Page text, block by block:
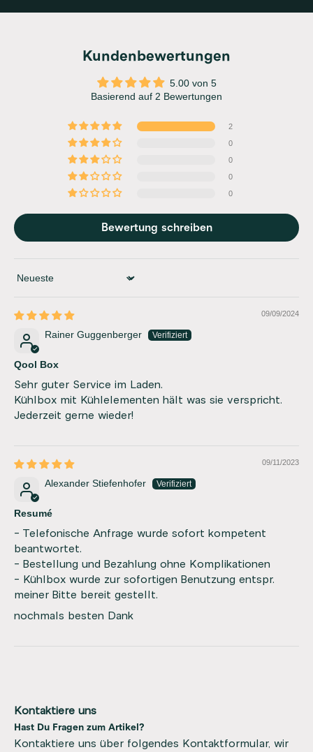
Kundenbewertungen
5.00 von 5
Basierend auf 2 Bewertungen
2
0
0
0
0
Bewertung schreiben
Sort by
09/09/2024
Rainer Guggenberger
Qool Box
Sehr guter Service im Laden.
Kühlbox mit Kühlelementen hält was sie verspricht.
Jederzeit gerne wieder!
09/11/2023
Alexander Stiefenhofer
Resumé
- Telefonische Anfrage wurde sofort kompetent
beantwortet.
- Bestellung und Bezahlung ohne Komplikationen
- Kühlbox wurde zur sofortigen Benutzung entspr.
meiner Bitte bereit gestellt.
nochmals besten Dank
Kontaktiere uns
Hast Du Fragen zum Artikel?
Kontaktiere uns über folgendes Kontaktformular, wir